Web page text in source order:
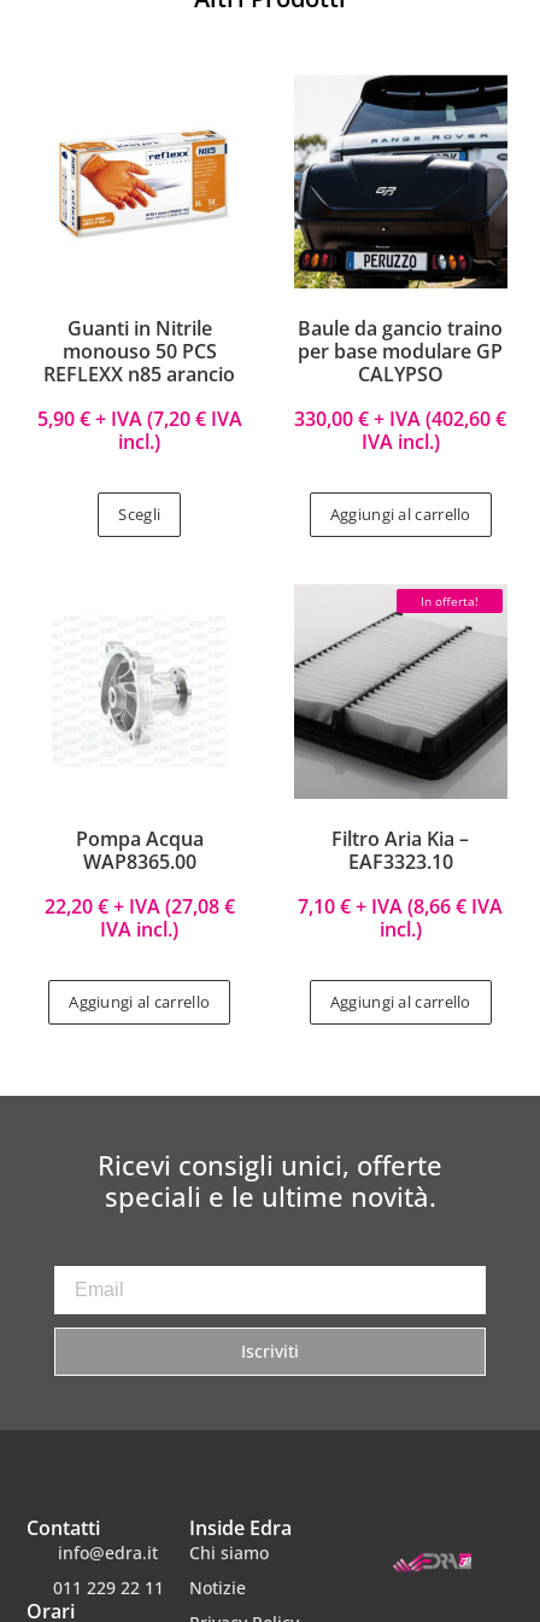
Guanti in Nitrile
monouso 50 PCS
REFLEXX n85 arancio
5,90€+ IVA (7,20€IVA
incl.)
Scegli
Baule da gancio traino
per base modulare GP
CALYPSO
330,00€+ IVA (402,60€
IVA incl.)
Aggiungi al carrello
Pompa Acqua
WAP8365.00
22,20€+ IVA (27,08€
IVA incl.)
Aggiungi al carrello
In offerta!
Filtro Aria Kia –
EAF3323.10
7,10€+ IVA (8,66€ IVA
incl.)
Aggiungi al carrello
Ricevi consigli unici, offerte
speciali e le ultime novità.
Iscriviti
Inside Edra
Chi siamo
Notizie
Contatti
info@edra.it
011 229 22 11
Orari